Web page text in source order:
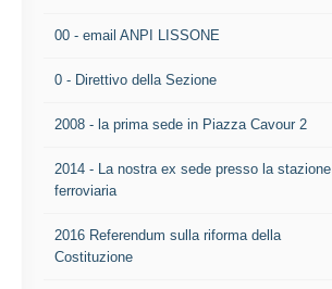
00 - email ANPI LISSONE
0 - Direttivo della Sezione
2008 - la prima sede in Piazza Cavour 2
2014 - La nostra ex sede presso la stazione
ferroviaria
2016 Referendum sulla riforma della
Costituzione